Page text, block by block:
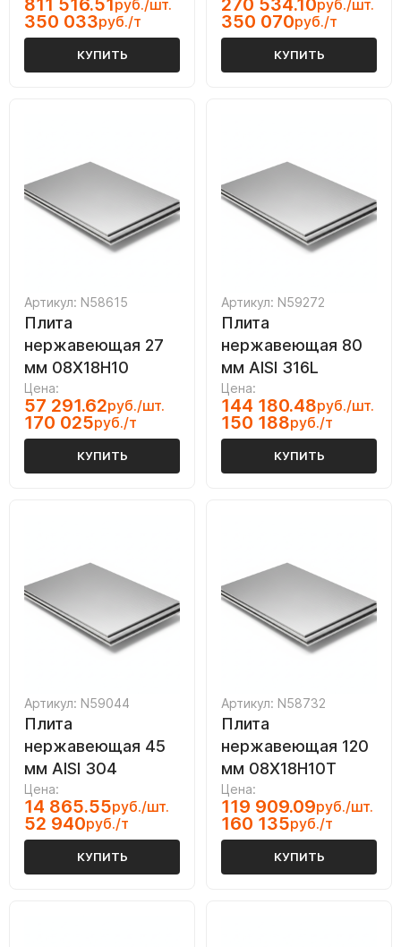
811 516.51 руб./шт.
350 033руб./т
КУПИТЬ
270 534.10руб./шт.
350 070руб./т
КУПИТЬ
Артикул: N58615
Плита
нержавеющая 27
мм 08Х18Н10
Цена:
57 291.62руб./шт.
170 025руб./т
КУПИТЬ
Артикул: N59272
Плита
нержавеющая 80
мм AISI 316L
Цена:
144 180.48руб./шт.
150 188руб./т
КУПИТЬ
Артикул: N59044
Плита
нержавеющая 45
мм AISI 304
Цена:
14 865.55руб./шт.
52 940руб./т
КУПИТЬ
Артикул: N58732
Плита
нержавеющая 120
мм 08Х18Н10Т
Цена:
119 909.09руб./шт.
160 135руб./т
КУПИТЬ